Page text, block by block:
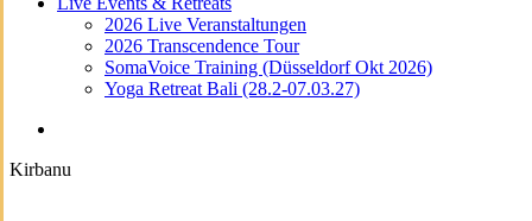
2026 Live Veranstaltungen
2026 Transcendence Tour
SomaVoice Training (Düsseldorf Okt 2026)
Yoga Retreat Bali (28.2-07.03.27)
Kirbanu